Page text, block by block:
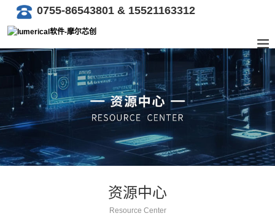
0755-86543801 & 15521163312
资源中心
Resource Center